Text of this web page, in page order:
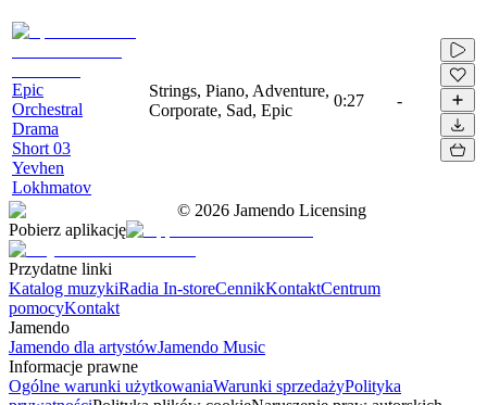
Epic
Orchestral
Drama
Short 03
Yevhen
Lokhmatov
Strings, Piano, Adventure,
Corporate, Sad, Epic
0:27 -
© 2026 Jamendo Licensing
Pobierz aplikację
Przydatne linki
Katalog muzykiRadia In-storeCennikKontaktCentrum
pomocyKontakt
Jamendo
Jamendo dla artystówJamendo Music
Informacje prawne
Ogólne warunki użytkowaniaWarunki sprzedażyPolityka